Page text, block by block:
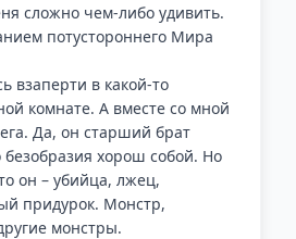
сложно чем-либо удивить.
потустороннего Мира
взаперти в какой-то
комнате. А вместе со мной
Да, он старший брат
хорош собой. Но
он – убийца, лжец,
придурок. Монстр,
монстры.